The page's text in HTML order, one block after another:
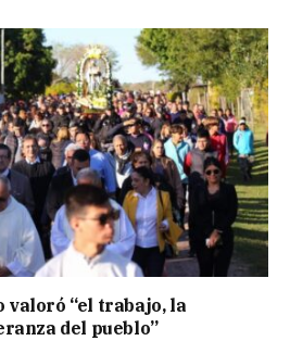
valoró “el trabajo, la
del pueblo”